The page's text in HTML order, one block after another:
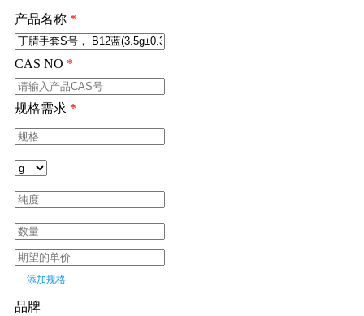
产品名称 *
CAS NO *
规格需求 *
添加规格
品牌